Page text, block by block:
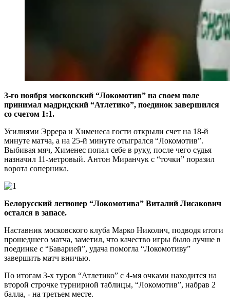
3-го ноября московский “Локомотив” на своем поле
принимал мадридский “Атлетико”, поединок завершился
со счетом 1:1.
Усилиями Эррера и Хименеса гости открыли счет на 18-й
минуте матча, а на 25-й минуте отыгрался “Локомотив”.
Выбивая мяч, Хименес попал себе в руку, после чего судья
назначил 11-метровый. Антон Миранчук с “точки” поразил
ворота соперника.
Белорусский легионер “Локомотива” Виталий Лисакович
остался в запасе.
Наставник московского клуба Марко Николич, подводя итоги
прошедшего матча, заметил, что качество игры было лучше в
поединке с “Баварией”, удача помогла “Локомотиву”
завершить матч вничью.
По итогам 3-х туров “Атлетико” с 4-мя очками находится на
второй строчке турнирной таблицы, “Локомотив”, набрав 2
балла, - на третьем месте.